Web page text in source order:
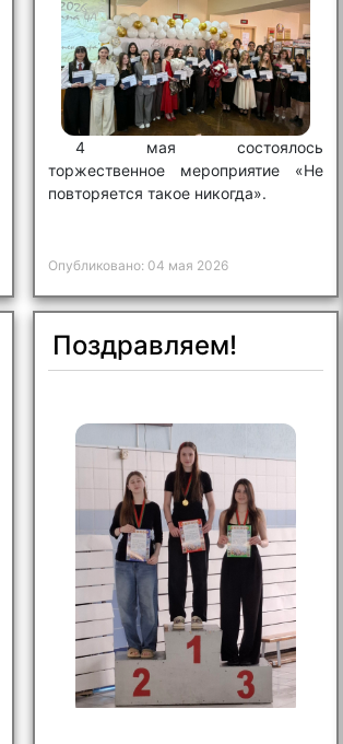
4 мая состоялось
торжественное мероприятие «Не
повторяется такое никогда».
Опубликовано: 04 мая 2026
Поздравляем!